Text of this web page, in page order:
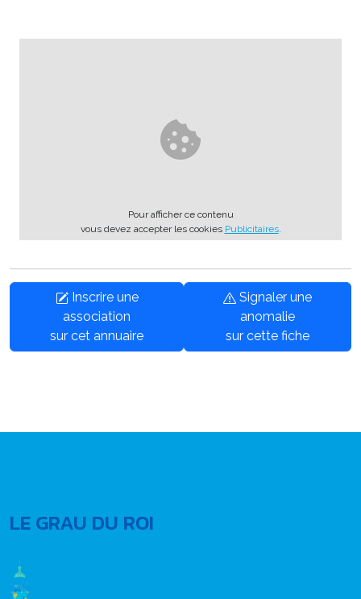
Pour afficher ce contenu
vous devez accepter les cookies Publicitaires.
Inscrire une
association
sur cet annuaire
Signaler une
anomalie
sur cette fiche
LE GRAU DU ROI